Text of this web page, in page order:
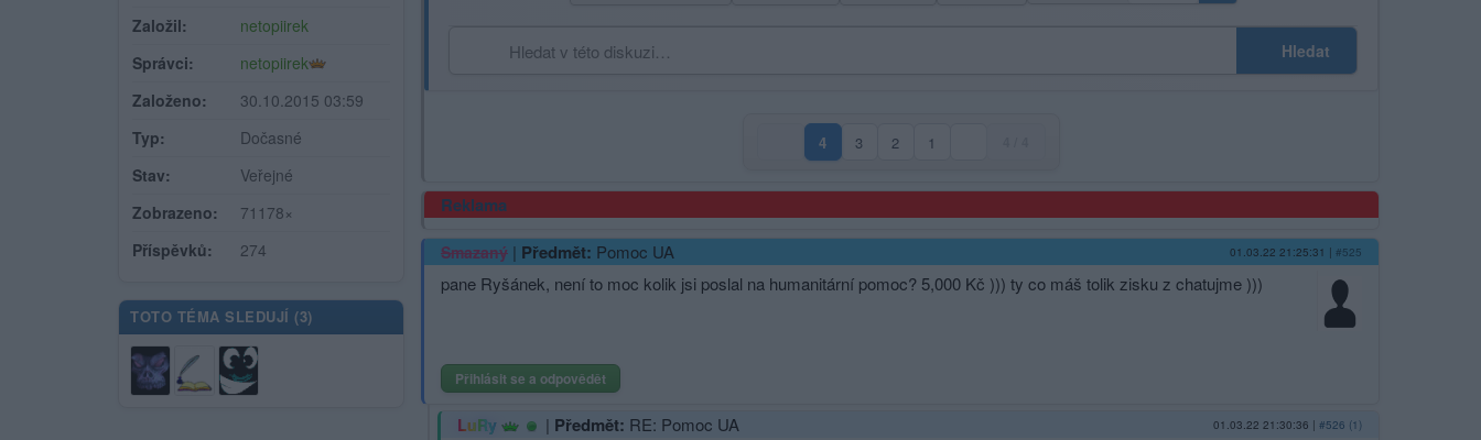
Založil:
netopiirek
Správci:
netopiirek
Založeno:
30.10.2015 03:59
Typ:
Dočasné
Stav:
Veřejné
Zobrazeno:
71178×
Příspěvků:
274
TOTO TÉMA SLEDUJÍ (3)
Hledat
4(aktuální strana)
3 2 1
Reklama
Smazaný | Předmět: Pomoc UA 01.03.22 21:25:31 | #525
pane Ryšánek, není to moc kolik jsi poslal na humanitární pomoc? 5,000 Kč ))) ty co máš tolik zisku z chatujme )))
Přihlásit se a odpovědět
LuRy | Předmět: RE: Pomoc UA 01.03.22 21:30:36 | #526 (1)